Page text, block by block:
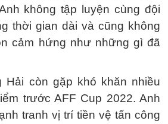
không tập luyện cùng đội
thời gian dài và cũng không
cảm hứng như những gì đã
Hải còn gặp khó khăn nhiều
trước AFF Cup 2022. Anh
tranh vị trí tiền vệ tấn công